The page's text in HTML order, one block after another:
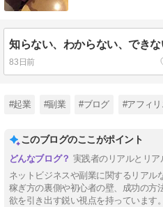
83日前
#起業 #副業 #ブログ #アフィリ
このブログのここがポイント
実践者のリアルとリア
ネットビジネスや副業に関するリアル
稼ぎ方の裏側や初心者の壁、成功の方
欲を引き出す鋭い視点を持っています